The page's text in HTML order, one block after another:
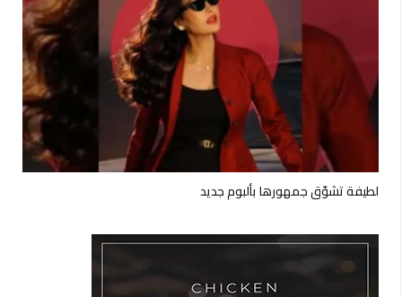
لطيفة تشوّق جمهورها بألبوم جديد